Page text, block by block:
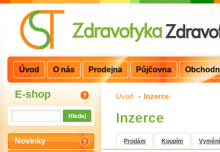
E-shop
Novinky
Úvod > Inzerce
Inzerce
Prodám Koupím
Úvod O nás Prodejna Půjčovna